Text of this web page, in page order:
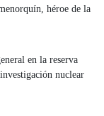
héroe de la
en la reserva
nuclear